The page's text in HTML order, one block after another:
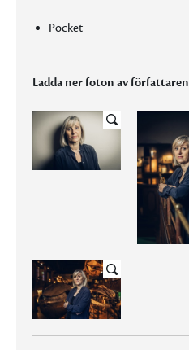
Pocket
Ladda ner foton av författaren